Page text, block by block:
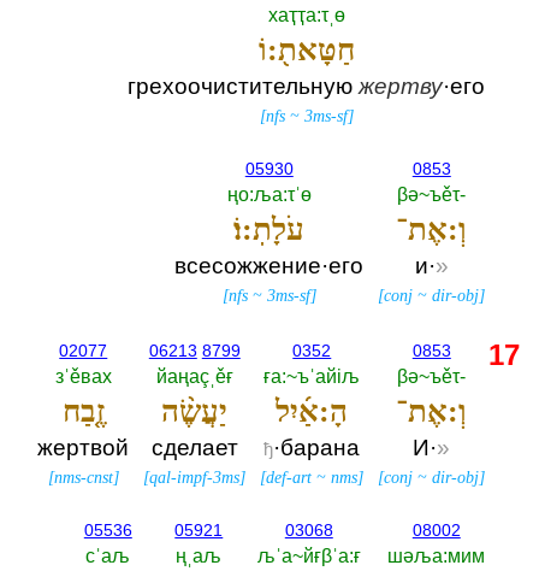
хаҭҭа:τˌө
חַטָּאת֖:וֹ
грехоочистительнуюжертву·его
[nfs~ 3ms-sf]
0853
βә~ъěτ-‎
וְ:אֶת־
и·»
[conj ~dir-obj]
05930
ңо:ља:τˈө
עֹלָתֽ:וֹ׃
всесожжение·его
[nfs~ 3ms-sf]
0853
βә~ъěτ-‎
וְ:אֶת־
И·»
[conj ~dir-obj]
0352
ға:~ъˈайiљ
הָ:אַ֜יִל
ђ·барана
[def-art ~nms]
06213 8799
йаңаçˌěғ
יַעֲשֶׂ֨ה
сделает
[qal-impf-3ms]
02077
зˈěвах
זֶ֤בַח
жертвой
[nms-cnst]
08002
шәља:мим
03068
љˈа~йғβˈа:ғ
05921
ңˌаљ
05536
сˈаљ
17